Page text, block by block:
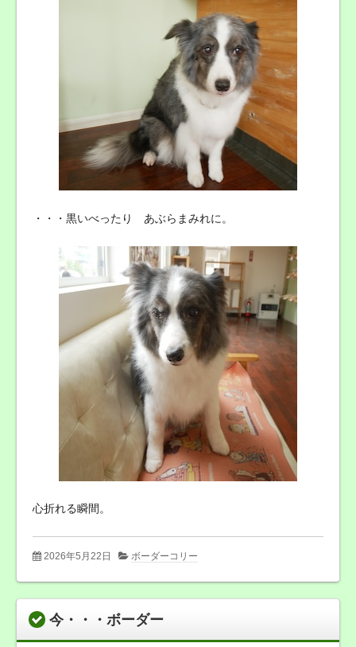
・・・黒いべったり あぶらまみれに。
心折れる瞬間。
2026年5月22日 ボーダーコリー
今・・・ボーダー